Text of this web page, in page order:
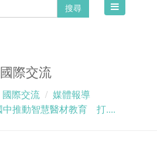
搜尋
Toggle
國際交流
國際交流
媒體報導
中推動智慧醫材教育 打....